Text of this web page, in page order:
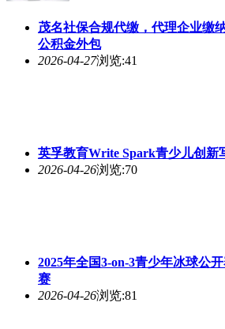
茂名社保合规代缴，代理企业缴
公积金外包
2026-04-27浏览:41
英孚教育Write Spark青少儿创新
2026-04-26浏览:70
2025年全国3-on-3青少年冰球公
赛
2026-04-26浏览:81